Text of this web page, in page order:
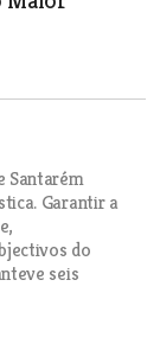
Santarém
Garantir a
do
seis